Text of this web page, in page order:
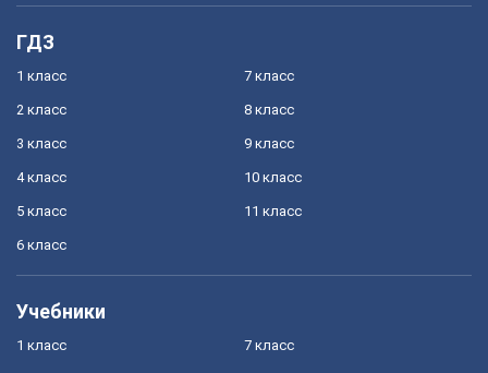
ГДЗ
1 класс
2 класс
3 класс
4 класс
5 класс
6 класс
7 класс
8 класс
9 класс
10 класс
11 класс
Учебники
1 класс 7 класс